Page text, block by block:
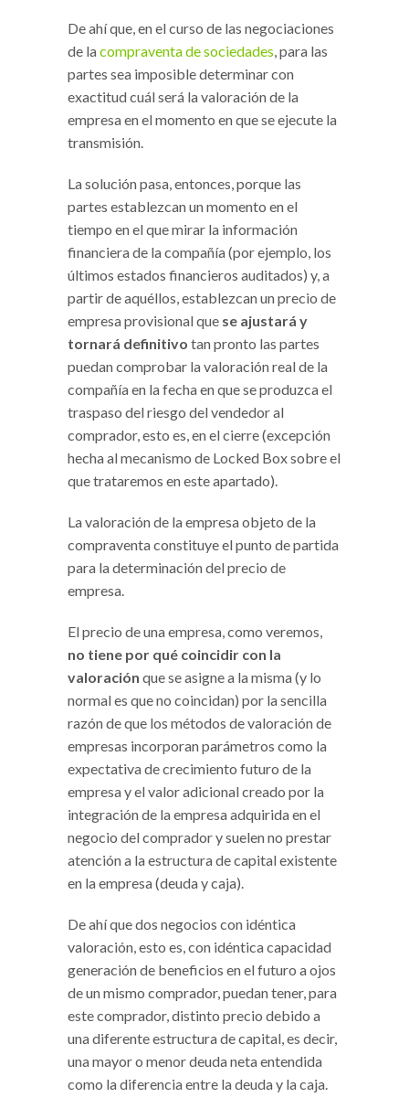
De ahí que, en el curso de las negociaciones
de lacompraventa de sociedades, para las
partes sea imposible determinar con
exactitud cuál será la valoración de la
empresa en el momento en que se ejecute la
transmisión.
La solución pasa, entonces, porque las
partes establezcan un momento en el
tiempo en el que mirar la información
financiera de la compañía (por ejemplo, los
últimos estados financieros auditados) y, a
partir de aquéllos, establezcan un precio de
empresa provisional que se ajustará y
tornará definitivo tan pronto las partes
puedan comprobar la valoración real de la
compañía en la fecha en que se produzca el
traspaso del riesgo del vendedor al
comprador, esto es, en el cierre (excepción
hecha al mecanismo de Locked Box sobre el
que trataremos en este apartado).
La valoración de la empresa objeto de la
compraventa constituye el punto de partida
para la determinación del precio de
empresa.
El precio de una empresa, como veremos,
no tiene por qué coincidir con la
valoración que se asigne a la misma (y lo
normal es que no coincidan) por la sencilla
razón de que los métodos de valoración de
empresas incorporan parámetros como la
expectativa de crecimiento futuro de la
empresa y el valor adicional creado por la
integración de la empresa adquirida en el
negocio del comprador y suelen no prestar
atención a la estructura de capital existente
en la empresa (deuda y caja).
De ahí que dos negocios con idéntica
valoración, esto es, con idéntica capacidad
generación de beneficios en el futuro a ojos
de un mismo comprador, puedan tener, para
este comprador, distinto precio debido a
una diferente estructura de capital, es decir,
una mayor o menor deuda neta entendida
como la diferencia entre la deuda y la caja.